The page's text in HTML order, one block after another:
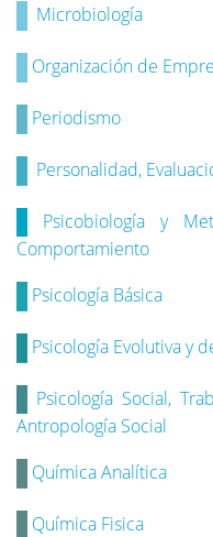
Microbiología
Organización de
Periodismo
Personalidad,
Psicobiología y
Comportamiento
Psicología Básica
Psicología Evolutiva y
Psicología Social,
Antropología Social
Química Analítica
Química Fisica